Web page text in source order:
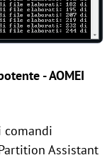
- AOMEI
comandi
Assistant